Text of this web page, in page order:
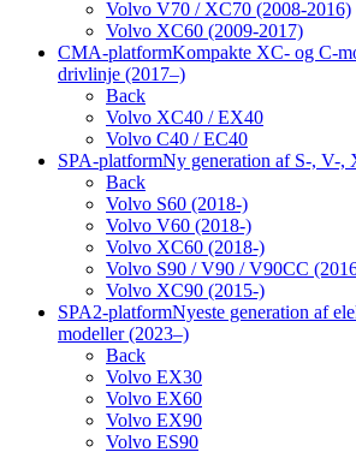
Volvo V70 / XC70 (2008-2016)
Volvo XC60 (2009-2017)
CMA-platformKompakte XC- og C-
drivlinje (2017–)
Back
Volvo XC40 / EX40
Volvo C40 / EC40
SPA-platformNy generation af S-, V-,
Back
Volvo S60 (2018-)
Volvo V60 (2018-)
Volvo XC60 (2018-)
Volvo S90 / V90 / V90CC
Volvo XC90 (2015-)
SPA2-platformNyeste generation af
modeller (2023–)
Back
Volvo EX30
Volvo EX60
Volvo EX90
Volvo ES90